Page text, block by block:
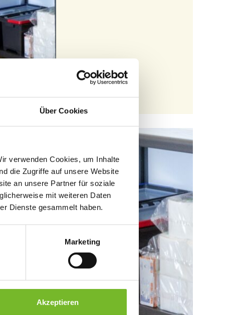
Über Cookies
verwenden Cookies, um Inhalte
die Zugriffe auf unsere Website
an unsere Partner für soziale
mit weiteren Daten
Dienste gesammelt haben.
Marketing
Akzeptieren
die